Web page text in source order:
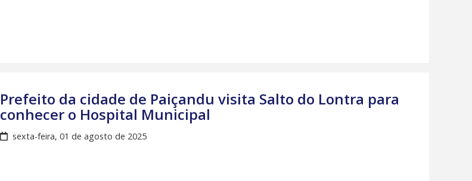
Prefeito da cidade de Paiçandu visita Salto do Lontra para
conhecer o Hospital Municipal
sexta-feira, 01 de agosto de 2025